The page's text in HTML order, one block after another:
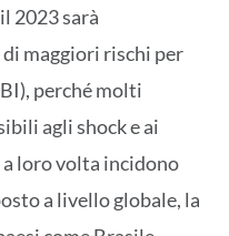
2023 sarà
maggiori rischi per
perché molti
agli shock e ai
loro volta incidono
a livello globale, la